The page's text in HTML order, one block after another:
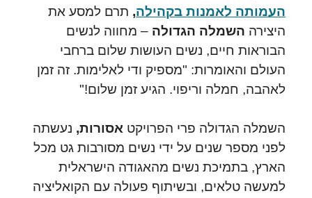
העמותה לאמנות בקהילה, תרם למסע את
היצירה השמלה הגדולה – מחווה לנשים
הבוראות חיים, נשים העושות שלום ברחבי
העולם והאומרות: "מספיק ודי לאלימות. זה זמן
לאהבה, חמלה וריפוי. הגיע זמן שלום!"
השמלה הגדולה פרי הפרויקט אסורות, נעשתה
לפני מספר שנים על ידי נשים מסורבות גט מכל
הארץ, בתמיכת נשים מהאגודה הישראלית
למעשה טלאים, ובשיתוף פעולה עם הקואליציה